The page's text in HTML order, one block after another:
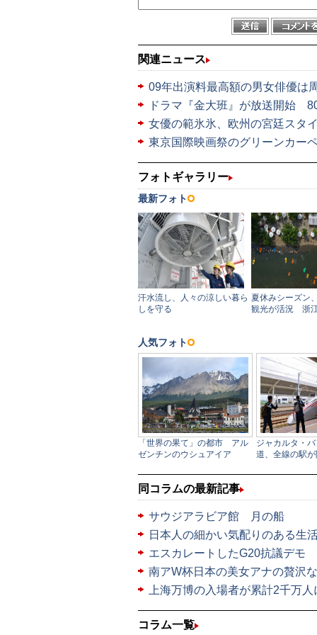
関連ニュース
09年出演料最高額の男女俳優は
ドラマ『金大班』が放送開始
女優の範氷氷、欧州の宮廷スタ
東京国際映画祭のグリーンカー
同コラムの最新記事
サウジアラビア館 月の船
日本人の細かい気配りのある生
エスカレートしたG20抗議デモ
南アW杯日本の美女アナの贅沢
上海万博の入場者が累計2千万人
コラム一覧